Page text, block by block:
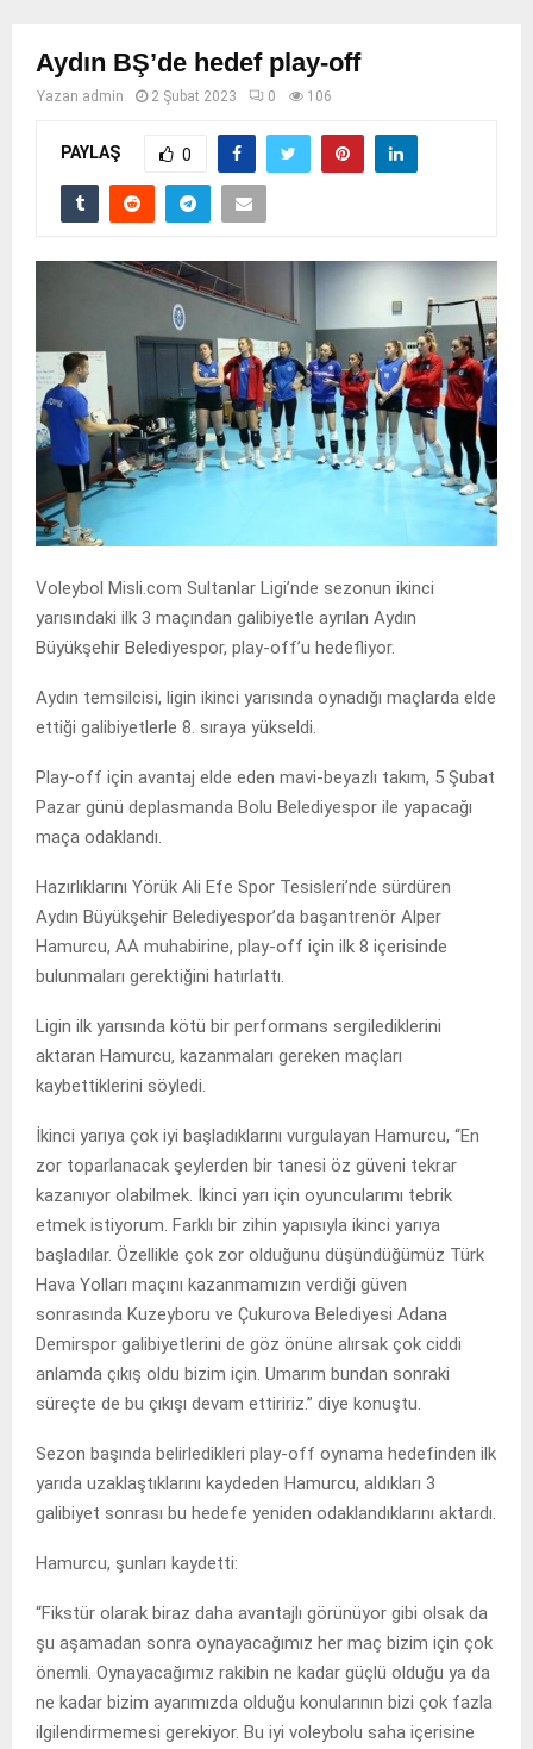
Aydın BŞ’de hedef play-off
Yazan admin 2 Şubat 2023 0 106
PAYLAŞ 0
Voleybol Misli.com Sultanlar Ligi’nde sezonun ikinci
yarısındaki ilk 3 maçından galibiyetle ayrılan Aydın
Büyükşehir Belediyespor, play-off’u hedefliyor.
Aydın temsilcisi, ligin ikinci yarısında oynadığı maçlarda elde
ettiği galibiyetlerle 8. sıraya yükseldi.
Play-off için avantaj elde eden mavi-beyazlı takım, 5 Şubat
Pazar günü deplasmanda Bolu Belediyespor ile yapacağı
maça odaklandı.
Hazırlıklarını Yörük Ali Efe Spor Tesisleri’nde sürdüren
Aydın Büyükşehir Belediyespor’da başantrenör Alper
Hamurcu, AA muhabirine, play-off için ilk 8 içerisinde
bulunmaları gerektiğini hatırlattı.
Ligin ilk yarısında kötü bir performans sergilediklerini
aktaran Hamurcu, kazanmaları gereken maçları
kaybettiklerini söyledi.
İkinci yarıya çok iyi başladıklarını vurgulayan Hamurcu, “En
zor toparlanacak şeylerden bir tanesi öz güveni tekrar
kazanıyor olabilmek. İkinci yarı için oyuncularımı tebrik
etmek istiyorum. Farklı bir zihin yapısıyla ikinci yarıya
başladılar. Özellikle çok zor olduğunu düşündüğümüz Türk
Hava Yolları maçını kazanmamızın verdiği güven
sonrasında Kuzeyboru ve Çukurova Belediyesi Adana
Demirspor galibiyetlerini de göz önüne alırsak çok ciddi
anlamda çıkış oldu bizim için. Umarım bundan sonraki
süreçte de bu çıkışı devam ettiririz.” diye konuştu.
Sezon başında belirledikleri play-off oynama hedefinden ilk
yarıda uzaklaştıklarını kaydeden Hamurcu, aldıkları 3
galibiyet sonrası bu hedefe yeniden odaklandıklarını aktardı.
Hamurcu, şunları kaydetti:
“Fikstür olarak biraz daha avantajlı görünüyor gibi olsak da
şu aşamadan sonra oynayacağımız her maç bizim için çok
önemli. Oynayacağımız rakibin ne kadar güçlü olduğu ya da
ne kadar bizim ayarımızda olduğu konularının bizi çok fazla
ilgilendirmemesi gerekiyor. Bu iyi voleybolu saha içerisine